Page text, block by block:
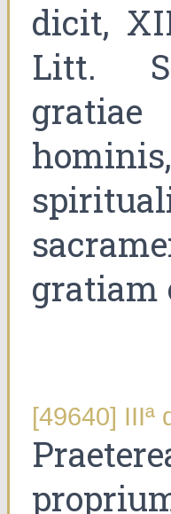
dicit,
Litt.
gratiam
[49640] IIIª